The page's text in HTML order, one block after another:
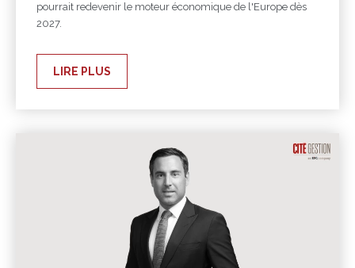
pourrait redevenir le moteur économique de l'Europe dès
2027.
LIRE PLUS